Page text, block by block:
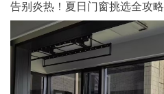
告别炎热！夏日门窗挑选全攻略